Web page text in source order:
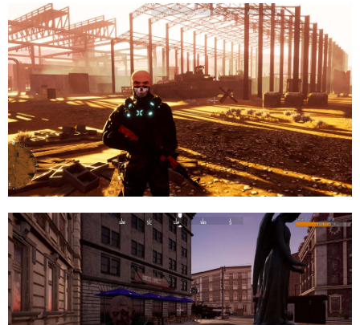
宅配(1-2天到貨)
每筆NT$200，滿NT$1,790(含以上)免運費
離島宅配
每筆NT$200